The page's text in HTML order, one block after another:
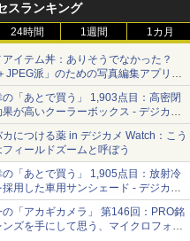
スランキング
24時間 1週間 1カ月
イテム丼：ありそうでなかった？
JPEG派」のための写真編集アプリ
ォルトのJPEGを大切にする
」
の「あとで買う」 1,903点目：高密閉
が高いクーラーボックス - デジカメ
カにつける薬 in デジカメ Watch：こう
フィールドズームと呼ぼう
の「あとで買う」 1,905点目：放射冷
用した車用サンシェード - デジカメ
の「アカギカメラ」 第146回：PRO銘
ズを手にして思う、マイクロフォー